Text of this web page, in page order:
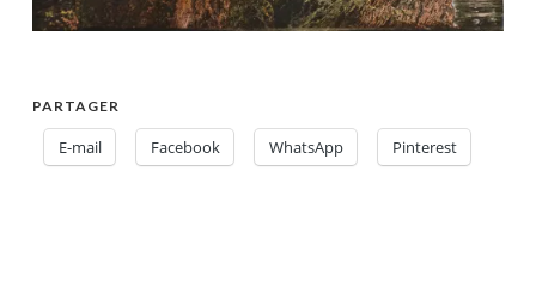
PARTAGER
E-mail Facebook WhatsApp Pinterest